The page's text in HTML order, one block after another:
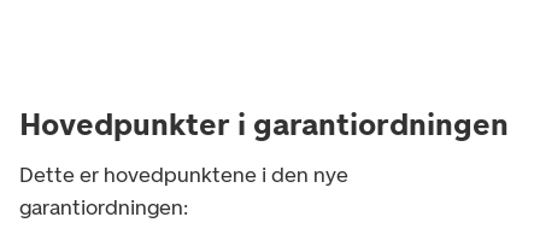
Hovedpunkter i garantiordningen
Dette er hovedpunktene i den nye
garantiordningen: